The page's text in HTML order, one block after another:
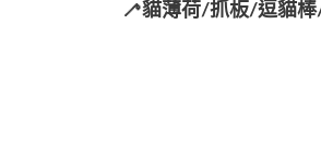
🦯貓薄荷/抓板/逗貓